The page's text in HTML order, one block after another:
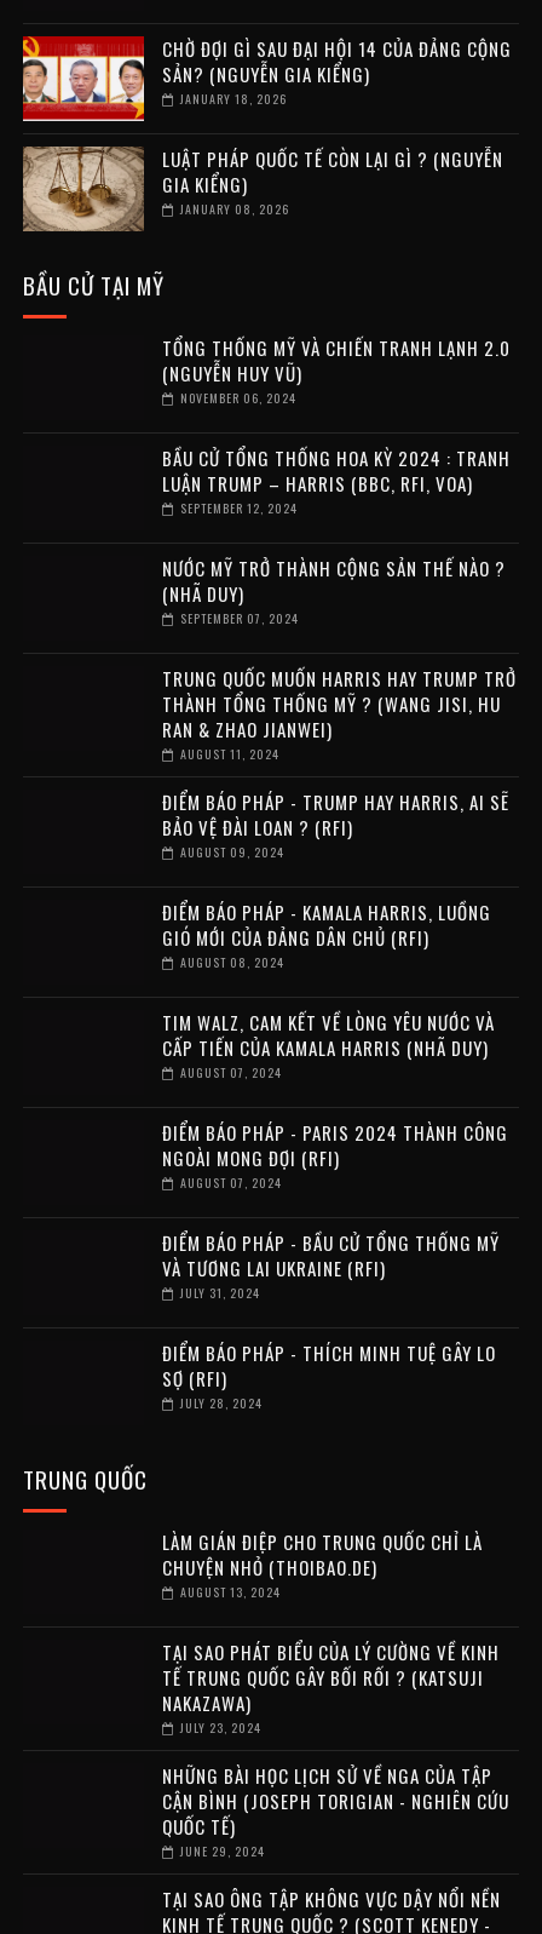
CHỜ ĐỢI GÌ SAU ĐẠI HỘI 14 CỦA ĐẢNG CỘNG
SẢN? (NGUYỄN GIA KIỂNG)
JANUARY 18, 2026
LUẬT PHÁP QUỐC TẾ CÒN LẠI GÌ ? (NGUYỄN
GIA KIỂNG)
JANUARY 08, 2026
BẦU CỬ TẠI MỸ
TỔNG THỐNG MỸ VÀ CHIẾN TRANH LẠNH 2.0
(NGUYỄN HUY VŨ)
NOVEMBER 06, 2024
BẦU CỬ TỔNG THỐNG HOA KỲ 2024 : TRANH
LUẬN TRUMP – HARRIS (BBC, RFI, VOA)
SEPTEMBER 12, 2024
NƯỚC MỸ TRỞ THÀNH CỘNG SẢN THẾ NÀO ?
(NHÃ DUY)
SEPTEMBER 07, 2024
TRUNG QUỐC MUỐN HARRIS HAY TRUMP TRỞ
THÀNH TỔNG THỐNG MỸ ? (WANG JISI, HU
RAN & ZHAO JIANWEI)
AUGUST 11, 2024
ĐIỂM BÁO PHÁP - TRUMP HAY HARRIS, AI SẼ
BẢO VỆ ĐÀI LOAN ? (RFI)
AUGUST 09, 2024
ĐIỂM BÁO PHÁP - KAMALA HARRIS, LUỒNG
GIÓ MỚI CỦA ĐẢNG DÂN CHỦ (RFI)
AUGUST 08, 2024
TIM WALZ, CAM KẾT VỀ LÒNG YÊU NƯỚC VÀ
CẤP TIẾN CỦA KAMALA HARRIS (NHÃ DUY)
AUGUST 07, 2024
ĐIỂM BÁO PHÁP - PARIS 2024 THÀNH CÔNG
NGOÀI MONG ĐỢI (RFI)
AUGUST 07, 2024
ĐIỂM BÁO PHÁP - BẦU CỬ TỔNG THỐNG MỸ
VÀ TƯƠNG LAI UKRAINE (RFI)
JULY 31, 2024
ĐIỂM BÁO PHÁP - THÍCH MINH TUỆ GÂY LO
SỢ (RFI)
JULY 28, 2024
TRUNG QUỐC
LÀM GIÁN ĐIỆP CHO TRUNG QUỐC CHỈ LÀ
CHUYỆN NHỎ (THOIBAO.DE)
AUGUST 13, 2024
TẠI SAO PHÁT BIỂU CỦA LÝ CƯỜNG VỀ KINH
TẾ TRUNG QUỐC GÂY BỐI RỐI ? (KATSUJI
NAKAZAWA)
JULY 23, 2024
NHỮNG BÀI HỌC LỊCH SỬ VỀ NGA CỦA TẬP
CẬN BÌNH (JOSEPH TORIGIAN - NGHIÊN CỨU
QUỐC TẾ)
JUNE 29, 2024
TẠI SAO ÔNG TẬP KHÔNG VỰC DẬY NỔI NỀN
KINH TẾ TRUNG QUỐC ? (SCOTT KENEDY -